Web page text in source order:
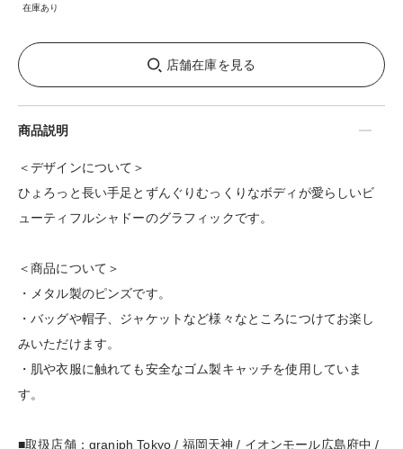
在庫あり
店舗在庫を見る
商品説明
＜デザインについて＞
ひょろっと長い手足とずんぐりむっくりなボディが愛らしいビ
ューティフルシャドーのグラフィックです。
＜商品について＞
・メタル製のピンズです。
・バッグや帽子、ジャケットなど様々なところにつけてお楽し
みいただけます。
・肌や衣服に触れても安全なゴム製キャッチを使用していま
す。
■取扱店舗：graniph Tokyo / 福岡天神 / イオンモール広島府中 /